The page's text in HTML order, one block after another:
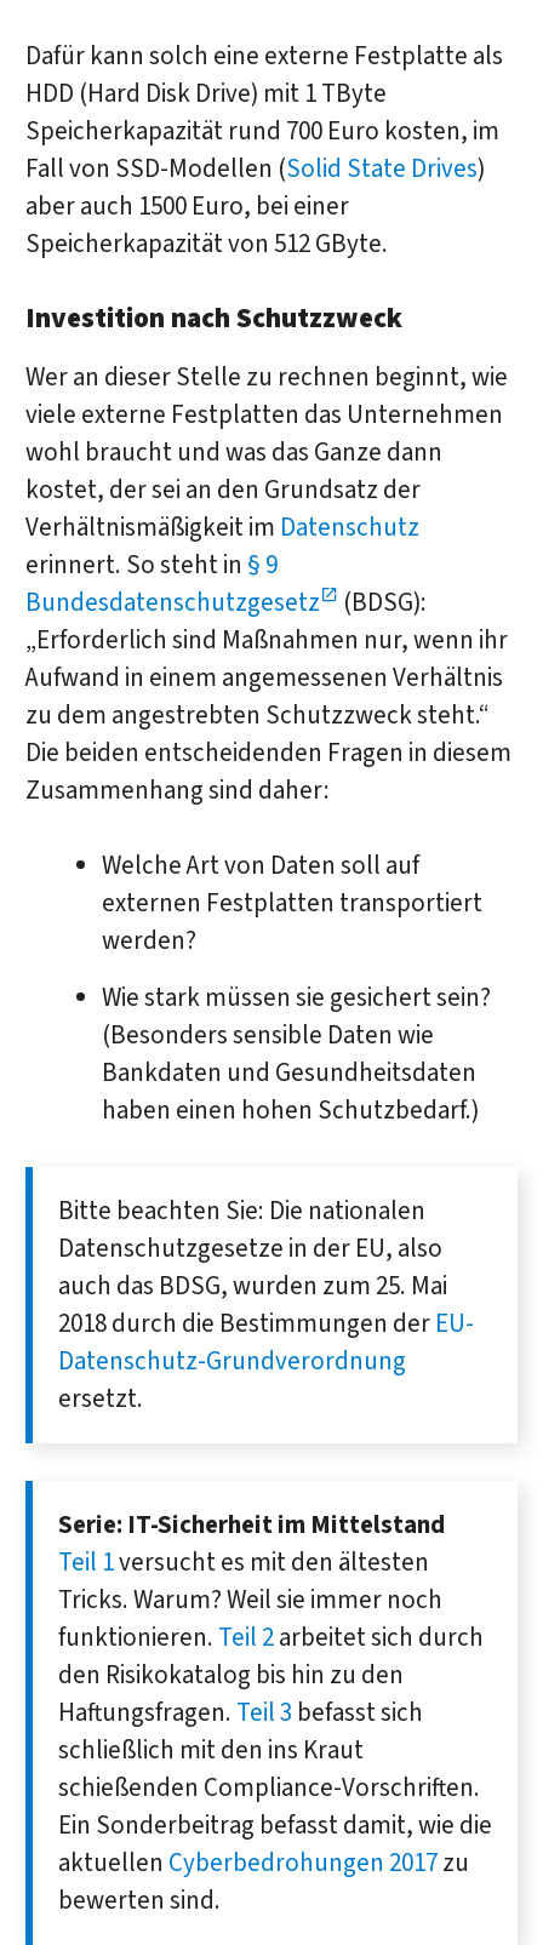
Dafür kann solch eine externe Festplatte als
HDD (Hard Disk Drive) mit 1 TByte
Speicherkapazität rund 700 Euro kosten, im
Fall von SSD-Modellen (Solid State Drives)
aber auch 1500 Euro, bei einer
Speicherkapazität von 512 GByte.
Investition nach Schutzzweck
Wer an dieser Stelle zu rechnen beginnt, wie
viele externe Festplatten das Unternehmen
wohl braucht und was das Ganze dann
kostet, der sei an den Grundsatz der
Verhältnismäßigkeit im Datenschutz
erinnert. So steht in § 9
Bundesdatenschutzgesetz
(BDSG):
„Erforderlich sind Maßnahmen nur, wenn ihr
Aufwand in einem angemessenen Verhältnis
zu dem angestrebten Schutzzweck steht.“
Die beiden entscheidenden Fragen in diesem
Zusammenhang sind daher:
Welche Art von Daten soll auf
externen Festplatten transportiert
werden?
Wie stark müssen sie gesichert sein?
(Besonders sensible Daten wie
Bankdaten und Gesundheitsdaten
haben einen hohen Schutzbedarf.)
Bitte beachten Sie: Die nationalen
Datenschutzgesetze in der EU, also
auch das BDSG, wurden zum 25. Mai
2018 durch die Bestimmungen der EU-
Datenschutz-Grundverordnung
ersetzt.
Serie: IT-Sicherheit im Mittelstand
Teil 1versucht es mit den ältesten
Tricks. Warum? Weil sie immer noch
funktionieren. Teil 2arbeitet sich durch
den Risiko­katalog bis hin zu den
Haftungs­fragen. Teil 3 befasst sich
schließlich mit den ins Kraut
schießenden Com­pliance-Vor­schriften.
Ein Sonderbeitrag befasst damit, wie die
aktuellen Cyberbedrohungen 2017zu
bewerten sind.